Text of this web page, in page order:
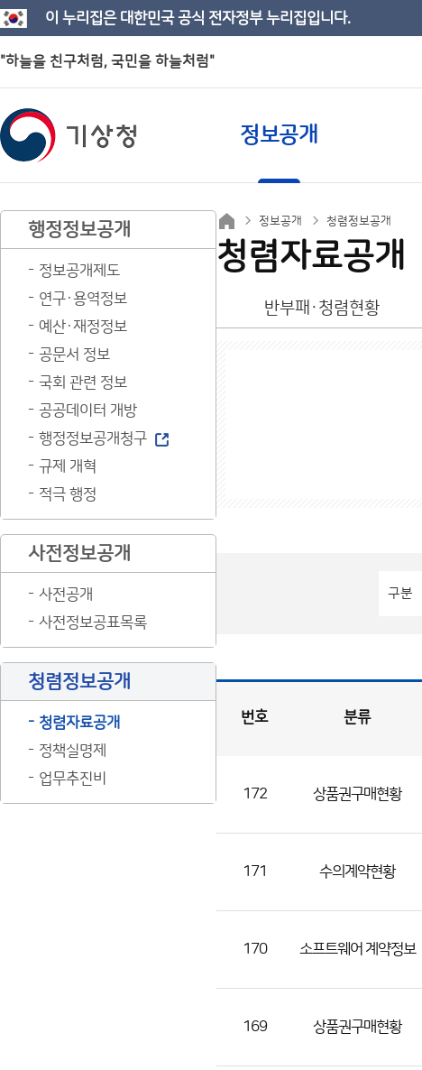
이 누리집은 대한민국 공식 전자정부 누리집입니다.
"하늘을 친구처럼, 국민을 하늘처럼"
정보공개
행정정보공개
정보공개제도
연구·용역정보
예산·재정정보
공문서 정보
국회 관련 정보
공공데이터 개방
행정정보공개청구
규제 개혁
적극 행정
사전정보공개
사전공개
사전정보공표목록
청렴정보공개
청렴자료공개
정책실명제
업무추진비
정보공개 청렴정보공개
청렴자료공개
반부패·청렴현황
목
록
록
첨
번호 분류
172 상품권구매현황
171 수의계약현황
170 소프트웨어 계약정보
169 상품권구매현황